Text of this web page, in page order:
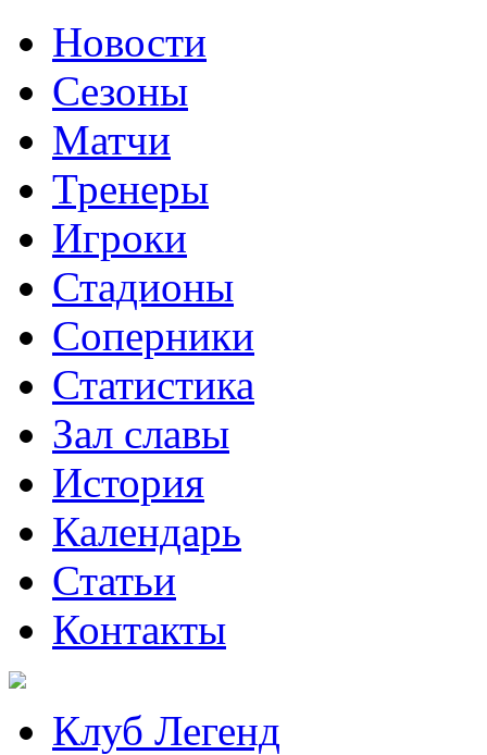
Новости
Сезоны
Матчи
Тренеры
Игроки
Стадионы
Соперники
Статистика
Зал славы
История
Календарь
Статьи
Контакты
Клуб Легенд